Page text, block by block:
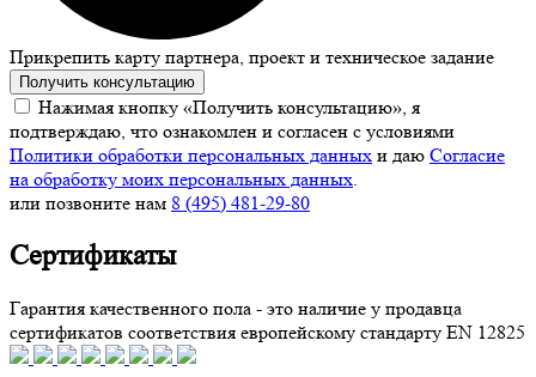
Прикрепить карту партнера, проект и техническое задание
Получить консультацию
Нажимая кнопку «Получить консультацию», я
подтверждаю, что ознакомлен и согласен с условиями
Политики обработки персональных данных и даю Согласие
на обработку моих персональных данных.
или позвоните нам 8 (495) 481-29-80
Сертификаты
Гарантия качественного пола - это наличие у продавца
сертификатов соответствия европейскому стандарту EN 12825